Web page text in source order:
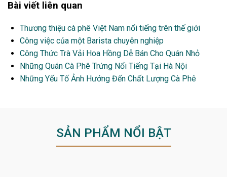
Bài viết liên quan
Thương thiệu cà phê Việt Nam nổi tiếng trên thế giới
Công việc của một Barista chuyên nghiệp
Công Thức Trà Vải Hoa Hồng Dễ Bán Cho Quán Nhỏ
Những Quán Cà Phê Trứng Nổi Tiếng Tại Hà Nội
Những Yếu Tố Ảnh Hưởng Đến Chất Lượng Cà Phê
SẢN PHẨM NỔI BẬT